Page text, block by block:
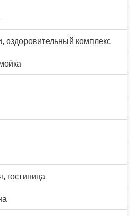
оздоровительный комплекс
гостиница